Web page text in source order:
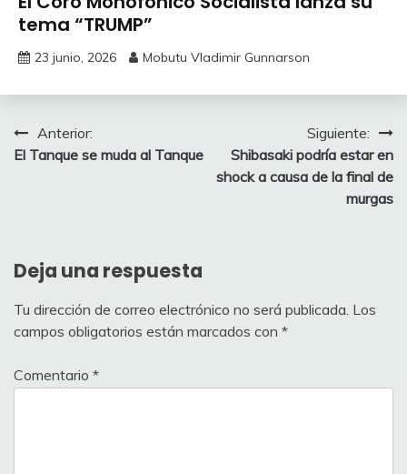
tema “TRUMP”
23 junio, 2026 Mobutu Vladimir Gunnarson
Navegación
de
Anterior:
El Tanque se muda al Tanque
Siguiente:
Shibasaki podría estar en
shock a causa de la final de
murgas
Deja una respuesta
Tu dirección de correo electrónico no será publicada. Los
campos obligatorios están marcados con *
Comentario *